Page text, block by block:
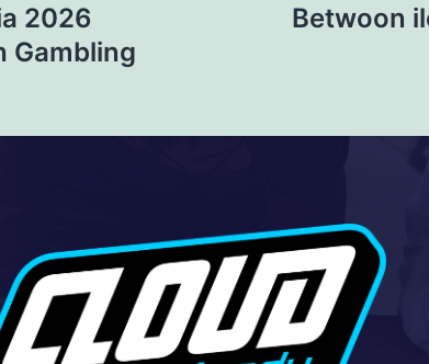
2026
Gambling
Betwoon